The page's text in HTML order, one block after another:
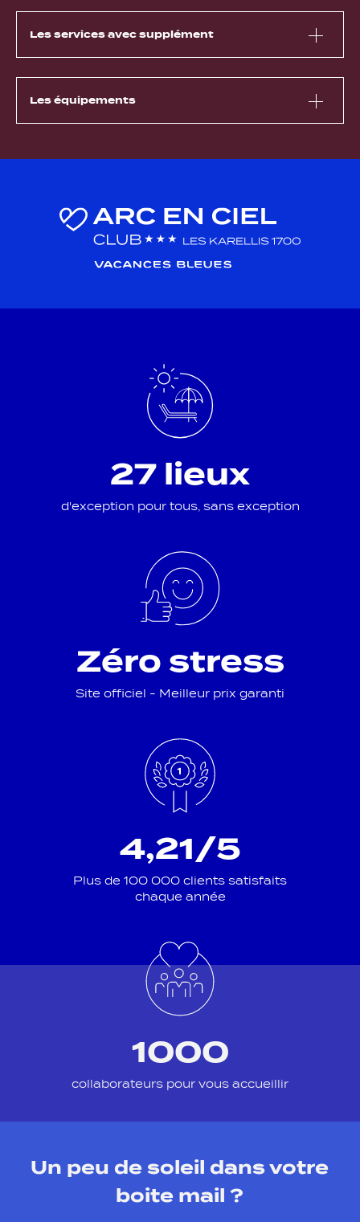
Les services avec supplément
Les équipements
27 lieux
d'exception pour tous, sans exception
Zéro stress
Site officiel - Meilleur prix garanti
4,21/5
Plus de 100 000 clients satisfaits
chaque année
1000
collaborateurs pour vous accueillir
Un peu de soleil dans votre
boite mail ?